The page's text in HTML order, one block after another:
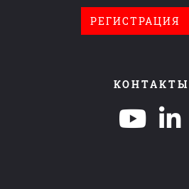
КОНТАКТЫ
РЕГИСТРАЦИЯ